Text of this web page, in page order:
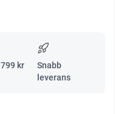
799 kr
Snabb
leverans